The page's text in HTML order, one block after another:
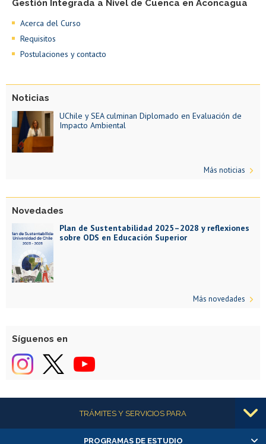
Gestión Integrada a Nivel de Cuenca en Aconcagua
Acerca del Curso
Requisitos
Postulaciones y contacto
Noticias
UChile y SEA culminan Diplomado en Evaluación de
Impacto Ambiental
Más noticias
Novedades
Plan de Sustentabilidad 2025–2028 y reflexiones
sobre ODS en Educación Superior
Más novedades
Síguenos en
Más informaciónTRÁMITES Y SERVICIOS PARA
PROGRAMAS DE ESTUDIO